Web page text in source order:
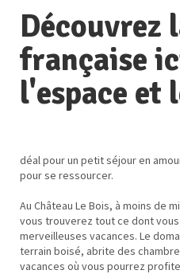
Découvrez
française
l'espace et
déal pour un petit séjour en
pour se ressourcer.
Au Château Le Bois, à moins de
vous trouverez tout ce dont
merveilleuses vacances. Le
terrain boisé, abrite des
vacances où vous pourrez